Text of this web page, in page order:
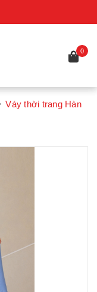
0
Váy thời trang Hàn